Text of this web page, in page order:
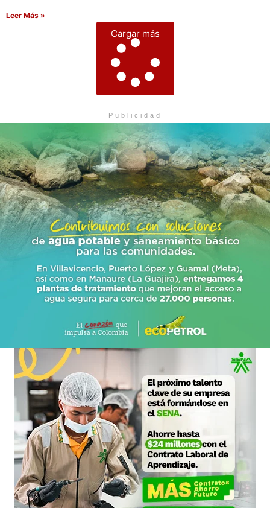
Leer Más »
Cargar más
Publicidad